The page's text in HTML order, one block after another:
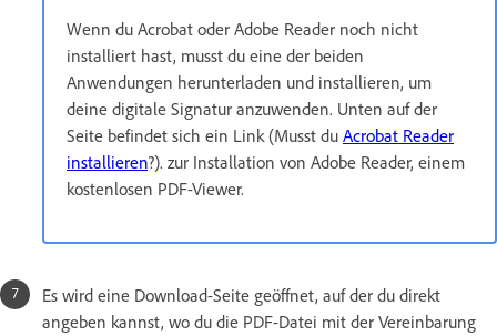
Wenn du Acrobat oder Adobe Reader noch nicht
installiert hast, musst du eine der beiden
Anwendungen herunterladen und installieren, um
deine digitale Signatur anzuwenden. Unten auf der
Seite befindet sich ein Link (Musst du Acrobat Reader
installieren?). zur Installation von Adobe Reader, einem
kostenlosen PDF-Viewer.
Es wird eine Download-Seite geöffnet, auf der du direkt
angeben kannst, wo du die PDF-Datei mit der Vereinbarung